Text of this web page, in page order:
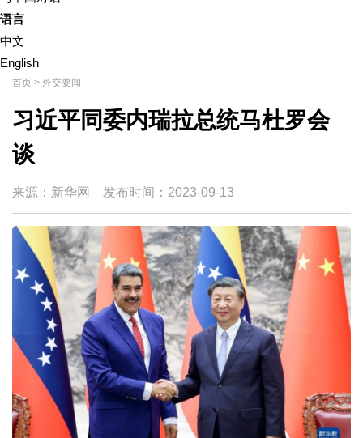
语言
中文
English
首页 > 外交要闻
习近平同委内瑞拉总统马杜罗会
谈
来源：新华网 发布时间： 2023-09-13